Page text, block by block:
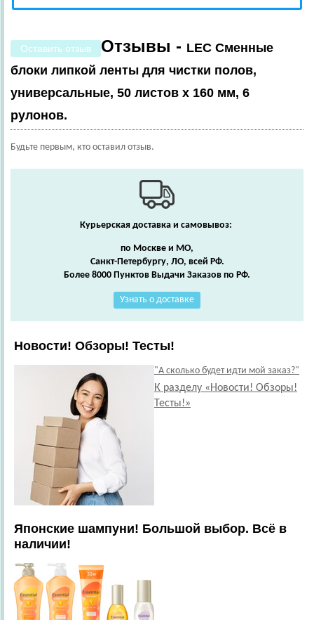
Оставить отзыв Отзывы - LEC Сменные
блоки липкой ленты для чистки полов,
универсальные, 50 листов х 160 мм, 6
рулонов.
Будьте первым, кто оставил отзыв.
Курьерская доставка и самовывоз:
по Москве и МО,
Санкт-Петербургу, ЛО, всей РФ.
Более 8000 Пунктов Выдачи Заказов по РФ.
Узнать о доставке
Новости! Обзоры! Тесты!
"А сколько будет идти мой заказ?"
К разделу «Новости! Обзоры!
Тесты!»
Японские шампуни! Большой выбор. Всё в
наличии!